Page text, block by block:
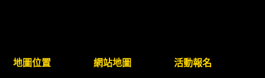
新竹律師公會8/21(五)舉辦「AI職場應用」進修課程
（8/17截止報名，額滿提前截止，實體＋線上同
地圖位置 網站地圖 活動報名